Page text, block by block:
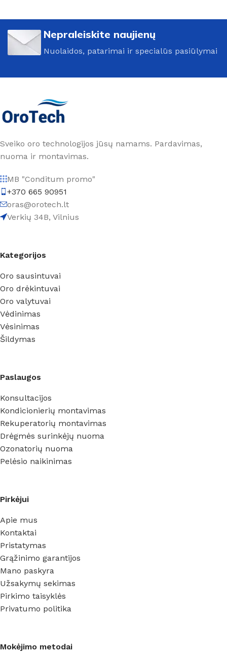
Nepraleiskite naujienų
Nuolaidos, patarimai ir specialūs pasiūlymai
Sveiko oro technologijos jūsų namams. Pardavimas,
nuoma ir montavimas.
MB "Conditum promo"
+370 665 90951
oras@orotech.lt
Verkių 34B, Vilnius
Kategorijos
Oro sausintuvai
Oro drėkintuvai
Oro valytuvai
Vėdinimas
Vėsinimas
Šildymas
Paslaugos
Konsultacijos
Kondicionierių montavimas
Rekuperatorių montavimas
Drėgmės surinkėjų nuoma
Ozonatorių nuoma
Pelėsio naikinimas
Pirkėjui
Apie mus
Kontaktai
Pristatymas
Grąžinimo garantijos
Mano paskyra
Užsakymų sekimas
Pirkimo taisyklės
Privatumo politika
Mokėjimo metodai